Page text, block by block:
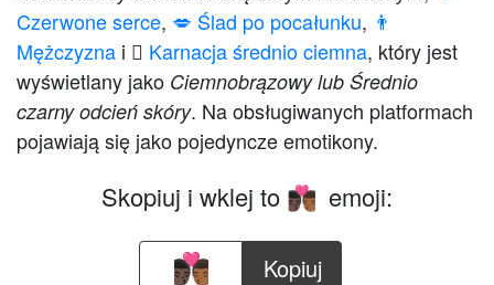
Czerwone serce, 💋 Ślad po pocałunku, 👨
Mężczyzna i 🏾 Karnacja średnio ciemna, który jest
wyświetlany jako Ciemnobrązowy lub Średnio
czarny odcień skóry. Na obsługiwanych platformach
pojawiają się jako pojedyncze emotikony.
Skopiuj i wklej to 👨🏿‍❤️‍💋‍👨🏾 emoji:
Kopiuj